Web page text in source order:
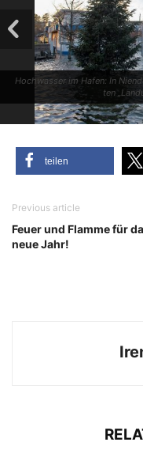
Hoch­was­ser im Hafen: In
ten
tei­len
Previous article
Feuer und Flamme für
neue Jahr!